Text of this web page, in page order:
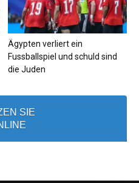
Ägypten verliert ein
Fussballspiel und schuld sind
die Juden
SIE